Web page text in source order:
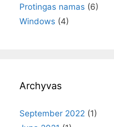
Protingas namas (6)
Windows (4)
Archyvas
September 2022 (1)